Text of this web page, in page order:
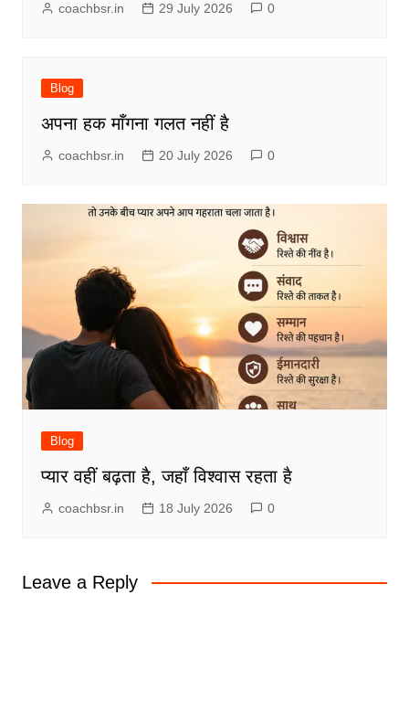
coachbsr.in 29 July 2026 0
Blog
अपना हक माँगना गलत नहीं है
coachbsr.in 20 July 2026 0
Blog
प्यार वहीं बढ़ता है, जहाँ विश्वास रहता है
coachbsr.in 18 July 2026 0
Leave a Reply